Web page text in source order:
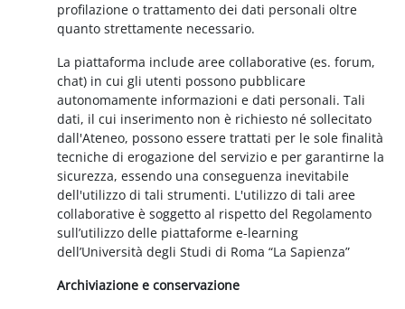
profilazione o trattamento dei dati personali oltre
quanto strettamente necessario.
La piattaforma include aree collaborative (es. forum,
chat) in cui gli utenti possono pubblicare
autonomamente informazioni e dati personali. Tali
dati, il cui inserimento non è richiesto né sollecitato
dall'Ateneo, possono essere trattati per le sole finalità
tecniche di erogazione del servizio e per garantirne la
sicurezza, essendo una conseguenza inevitabile
dell'utilizzo di tali strumenti. L'utilizzo di tali aree
collaborative è soggetto al rispetto del Regolamento
sull’utilizzo delle piattaforme e-learning
dell’Università degli Studi di Roma “La Sapienza”
Archiviazione e conservazione